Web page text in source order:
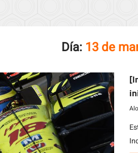
Día: 13 de